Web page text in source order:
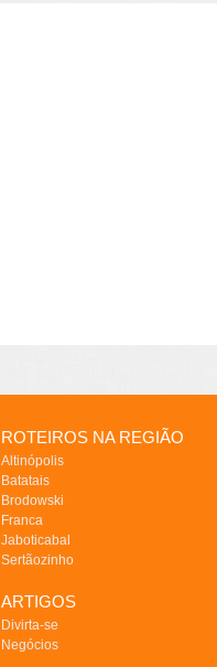
ROTEIROS NA REGIÃO
Altinópolis
Batatais
Brodowski
Franca
Jaboticabal
Sertãozinho
ARTIGOS
Divirta-se
Negócios